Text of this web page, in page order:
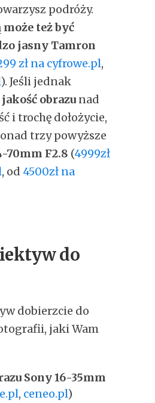
podróży.
też być
jasny Tamron
zł na cyfrowe.pl,
). Jeśli jednak
jakość obrazu nad
i trochę dołożycie,
trzy powyższe
70mm F2.8 (4999zł
, od 4500zł na
do
dobierzcie do
jaki Wam
Sony 16-35mm
, ceneo.pl)